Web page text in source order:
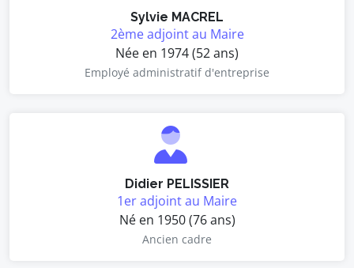
Sylvie MACREL
2ème adjoint au Maire
Née en 1974 (52 ans)
Employé administratif d'entreprise
Didier PELISSIER
1er adjoint au Maire
Né en 1950 (76 ans)
Ancien cadre